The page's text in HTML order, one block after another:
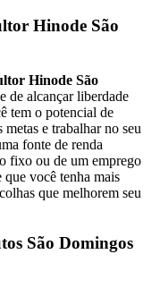
Hinode São
Hinode São
de alcançar liberdade
tem o potencial de
e trabalhar no seu
fonte de renda
fixo ou de um emprego
você tenha mais
que melhorem seu
São Domingos